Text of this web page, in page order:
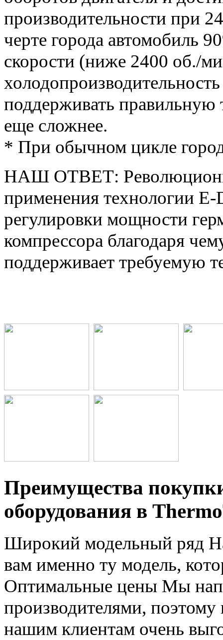
производительности при
черте города автомобиль
скорости (ниже 2400 об./
поддерживать правильную
еще сложнее.
* При обычном цикле
НАШ ОТВЕТ:
применения технологии
регулировки мощности
компрессора благодаря
поддерживает требуемую
Преимущества
оборудования в
Широкий модельный ряд
вам именно ту модель,
Оптимальные цены Мы
производителями,
нашим клиентам очень